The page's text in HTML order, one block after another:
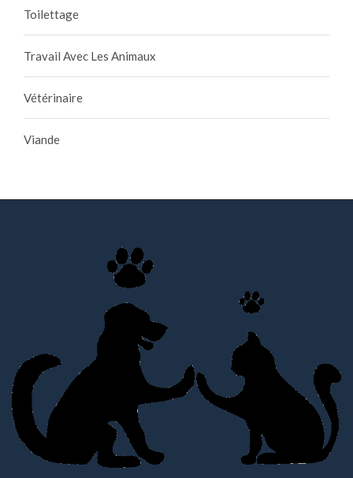
Toilettage
Travail Avec Les Animaux
Vétérinaire
Viande